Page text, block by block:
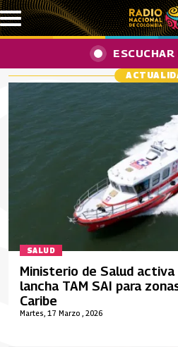
Pasar al contenido principal
SALUD
Martes, 17 Marzo , 2026
Ministerio de Salud
lancha TAM SAI para
Caribe